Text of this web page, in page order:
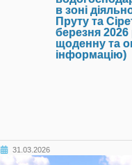
в зоні
Пруту та
березня
щоденну та
інформацію)
31.03.2026